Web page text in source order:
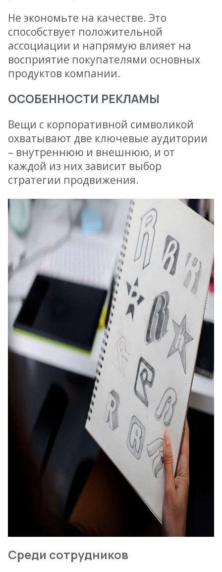
Не экономьте на качестве. Это
способствует положительной
ассоциации и напрямую влияет на
восприятие покупателями основных
продуктов компании.
ОСОБЕННОСТИ РЕКЛАМЫ
Вещи с корпоративной символикой
охватывают две ключевые аудитории
– внутреннюю и внешнюю, и от
каждой из них зависит выбор
стратегии продвижения.
Среди сотрудников